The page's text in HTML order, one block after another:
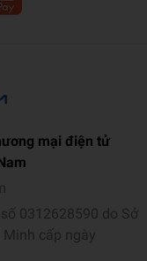
mại điện tử
0312628590 do Sở
cấp ngày